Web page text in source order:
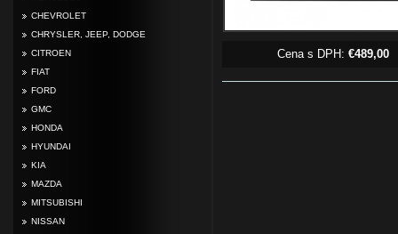
CHEVROLET
CHRYSLER, JEEP, DODGE
CITROEN
FIAT
FORD
GMC
HONDA
HYUNDAI
KIA
MAZDA
MITSUBISHI
NISSAN
Cena s DPH: €489,00